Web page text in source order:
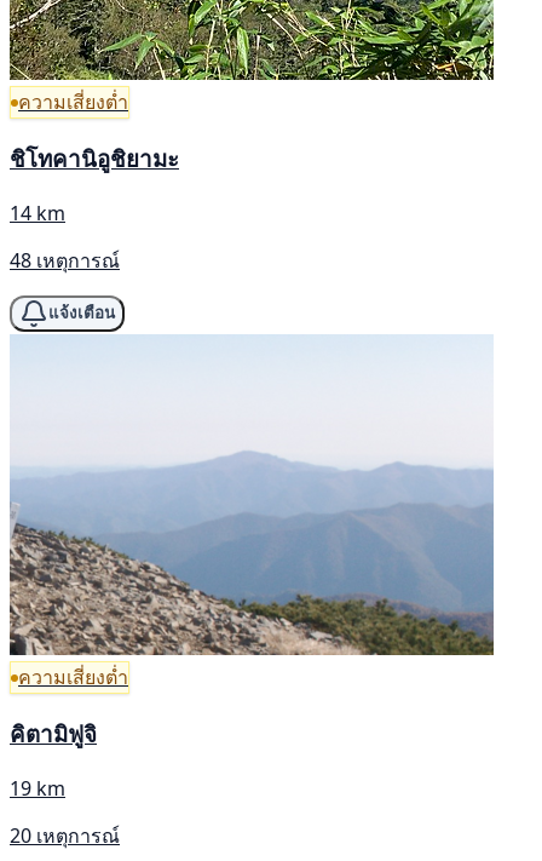
ความเสี่ยงต่ำ
ชิโทคานิอูชิยามะ
14 km
48 เหตุการณ์
แจ้งเตือน
ความเสี่ยงต่ำ
คิตามิฟูจิ
19 km
20 เหตุการณ์